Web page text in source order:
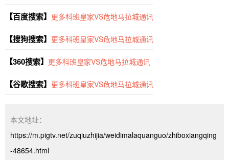
【百度搜索】 更多科班皇家VS危地马拉城通讯
【搜狗搜索】 更多科班皇家VS危地马拉城通讯
【360搜索】 更多科班皇家VS危地马拉城通讯
【谷歌搜索】 更多科班皇家VS危地马拉城通讯
本文地址：
https://m.pigtv.net/zuqiuzhijia/weidimalaquanguo/zhiboxiangqing
-48654.html